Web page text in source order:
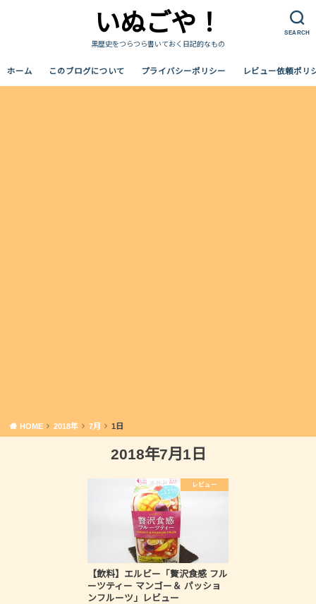
SEARCH
いぬごや！
黒歴史をつらつら書いておく日記的なもの
ホーム このブログについて プライバシーポリシー レビュー依頼ポリ
HOME 2018年 7月 1日
2018年7月1日
レビュー
【飲料】エルビー「贅沢食感 フル
ーツティー マンゴー＆ パッショ
ンフルーツ」レビュー